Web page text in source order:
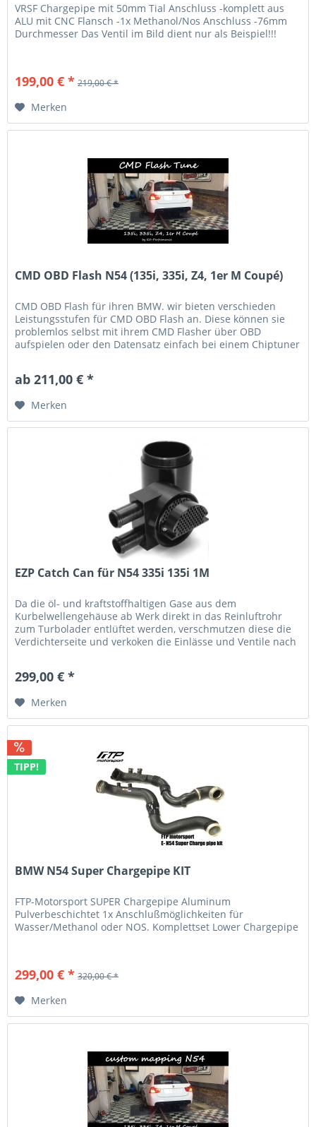
VRSF Chargepipe mit 50mm Tial Anschluss -komplett aus
ALU mit CNC Flansch -1x Methanol/Nos Anschluss -76mm
Durchmesser Das Ventil im Bild dient nur als Beispiel!!!
199,00 € * 219,00 € *
Merken
CMD OBD Flash N54 (135i, 335i, Z4, 1er M Coupé)
CMD OBD Flash für ihren BMW. wir bieten verschieden
Leistungsstufen für CMD OBD Flash an. Diese können sie
problemlos selbst mit ihrem CMD Flasher über OBD
aufspielen oder den Datensatz einfach bei einem Chiptuner
ab 211,00 € *
Merken
EZP Catch Can für N54 335i 135i 1M
Da die öl- und kraftstoffhaltigen Gase aus dem
Kurbelwellengehäuse ab Werk direkt in das Reinluftrohr
zum Turbolader entlüftet werden, verschmutzen diese die
Verdichterseite und verkoken die Einlässe und Ventile nach
299,00 € *
Merken
TIPP!
BMW N54 Super Chargepipe KIT
FTP-Motorsport SUPER Chargepipe Aluminum
Pulverbeschichtet 1x Anschlußmöglichkeiten für
Wasser/Methanol oder NOS. Komplettset Lower Chargepipe
299,00 € * 320,00 € *
Merken